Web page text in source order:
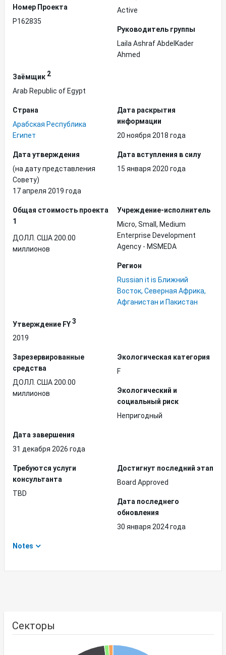
Hомер Проекта
P162835
Active
Руководитель группы
Laila Ashraf AbdelKader
Ahmed
Заёмщик 2
Arab Republic of Egypt
Страна
Арабская Республика
Египет
Дата раскрытия
информации
20 ноября 2018 года
Дата утверждения
(на дату представления
Совету)
17 апреля 2019 года
Дата вступления в силу
15 января 2020 года
Общая стоимость проекта
1
ДОЛЛ. США 200.00
миллионов
Учреждение-исполнитель
Micro, Small, Medium
Enterprise Development
Agency - MSMEDA
Регион
Russian it is Ближний
Восток, Северная Африка,
Афганистан и Пакистан
Утверждение FY3
2019
Зарезервированные
средства
ДОЛЛ. США 200.00
миллионов
Экологическая категория
F
Экологический и
социальный риск
Непригодный
Дата завершения
31 декабря 2026 года
Требуются услуги
консультанта
TBD
Достигнут последний этап
Board Approved
Дата последнего
обновления
30 января 2024 года
Notes
Секторы